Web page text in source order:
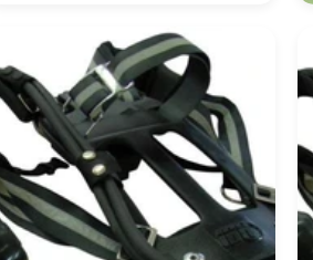
Máscara De Proteção
Respiratória